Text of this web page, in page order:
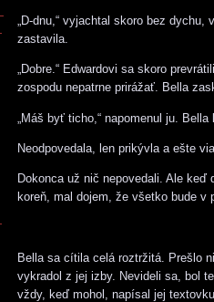
„D-dnu,“ vyjachtal skoro bez
zastavila.
„Dobre.“ Edwardovi sa skoro
zospodu nepatrne prirážať. Bella
„Máš byť ticho,“ napomenul ju.
Neodpovedala, len prikývla a ešte
Dokonca už nič nepovedali. Ale
koreň, mal dojem, že všetko bude v
Bella sa cítila celá roztržitá. Prešlo
vykradol z jej izby. Nevideli sa, bol
vždy, keď mohol, napísal jej